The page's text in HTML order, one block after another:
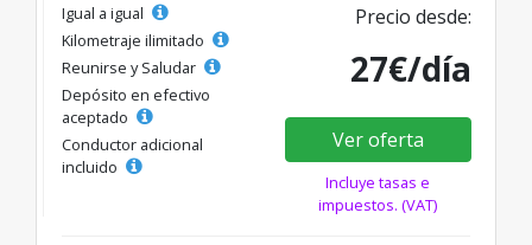
Igual a igual
Kilometraje ilimitado
Reunirse y Saludar
Depósito en efectivo
aceptado
Conductor adicional
incluido
Precio desde:
27€/día
Ver oferta
Incluye tasas e
impuestos. (VAT)